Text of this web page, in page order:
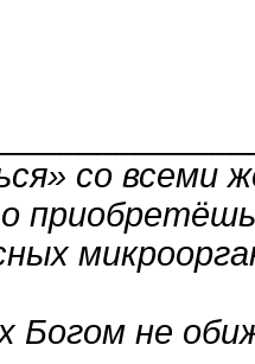
со всеми
Богом не